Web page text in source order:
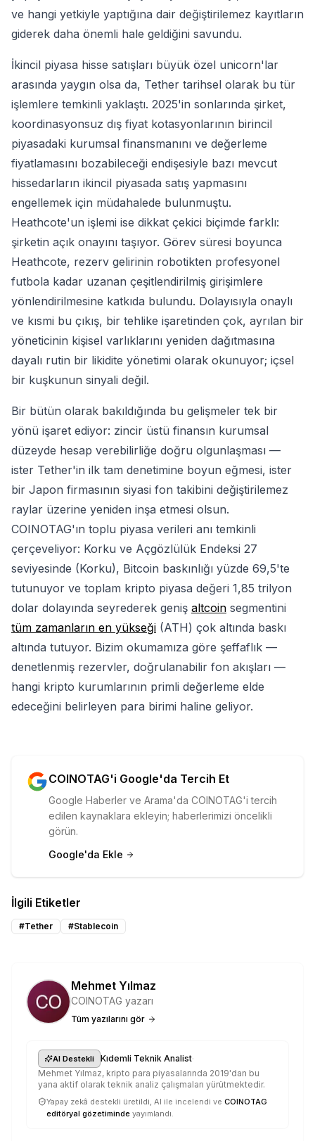
ve hangi yetkiyle yaptığına dair değiştirilemez kayıtların
giderek daha önemli hale geldiğini savundu.
İkincil piyasa hisse satışları büyük özel unicorn'lar
arasında yaygın olsa da, Tether tarihsel olarak bu tür
işlemlere temkinli yaklaştı. 2025'in sonlarında şirket,
koordinasyonsuz dış fiyat kotasyonlarının birincil
piyasadaki kurumsal finansmanını ve değerleme
fiyatlamasını bozabileceği endişesiyle bazı mevcut
hissedarların ikincil piyasada satış yapmasını
engellemek için müdahalede bulunmuştu.
Heathcote'un işlemi ise dikkat çekici biçimde farklı:
şirketin açık onayını taşıyor. Görev süresi boyunca
Heathcote, rezerv gelirinin robotikten profesyonel
futbola kadar uzanan çeşitlendirilmiş girişimlere
yönlendirilmesine katkıda bulundu. Dolayısıyla onaylı
ve kısmi bu çıkış, bir tehlike işaretinden çok, ayrılan bir
yöneticinin kişisel varlıklarını yeniden dağıtmasına
dayalı rutin bir likidite yönetimi olarak okunuyor; içsel
bir kuşkunun sinyali değil.
Bir bütün olarak bakıldığında bu gelişmeler tek bir
yönü işaret ediyor: zincir üstü finansın kurumsal
düzeyde hesap verebilirliğe doğru olgunlaşması —
ister Tether'in ilk tam denetimine boyun eğmesi, ister
bir Japon firmasının siyasi fon takibini değiştirilemez
raylar üzerine yeniden inşa etmesi olsun.
COINOTAG'ın toplu piyasa verileri anı temkinli
çerçeveliyor: Korku ve Açgözlülük Endeksi 27
seviyesinde (Korku), Bitcoin baskınlığı yüzde 69,5'te
tutunuyor ve toplam kripto piyasa değeri 1,85 trilyon
dolar dolayında seyrederek geniş altcoin segmentini
tüm zamanların en yükseği (ATH) çok altında baskı
altında tutuyor. Bizim okumamıza göre şeffaflık —
denetlenmiş rezervler, doğrulanabilir fon akışları —
hangi kripto kurumlarının primli değerleme elde
edeceğini belirleyen para birimi haline geliyor.
COINOTAG'i Google'da Tercih Et
Google Haberler ve Arama'da COINOTAG'i tercih
edilen kaynaklara ekleyin; haberlerimizi öncelikli
görün.
Google'da Ekle
İlgili Etiketler
#Tether #Stablecoin
Mehmet Yılmaz
COINOTAG yazarı
Tüm yazılarını gör
AI Destekli Kıdemli Teknik Analist·
Mehmet Yılmaz, kripto para piyasalarında 2019'dan bu
yana aktif olarak teknik analiz çalışmaları yürütmektedir.
Yapay zekâ destekli üretildi, AI ile incelendi ve COINOTAG
editöryal gözetiminde yayımlandı.